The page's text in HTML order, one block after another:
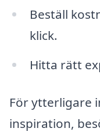
Beställ
klick.
Hitta rätt
För ytterligare
inspiration,